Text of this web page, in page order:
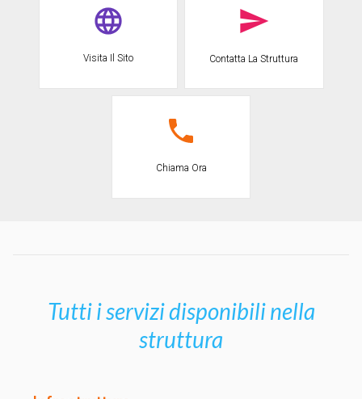
Visita Il Sito Contatta La Struttura
Chiama Ora
Tutti i servizi disponibili nella
struttura